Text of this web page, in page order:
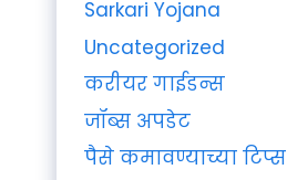
Sarkari Yojana
Uncategorized
करीयर गाईडन्स
जॉब्स अपडेट
पैसे कमावण्याच्या टिप्स